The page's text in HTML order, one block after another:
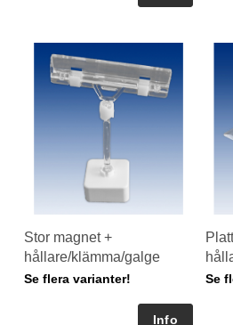
Stor magnet +
hållare/klämma/galge
Se flera varianter! Se